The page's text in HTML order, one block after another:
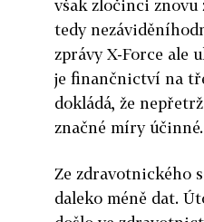
však zločinci
tedy
zprávy X-Force ale
je finančnictví na
dokládá, že
značné míry účinné.
Ze zdravotnického
daleko méně dat.